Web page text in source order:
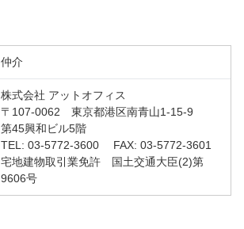
仲介
株式会社 アットオフィス
〒107-0062 東京都港区南青山1-15-9
第45興和ビル5階
TEL: 03-5772-3600 FAX: 03-5772-3601
宅地建物取引業免許 国土交通大臣(2)第
9606号